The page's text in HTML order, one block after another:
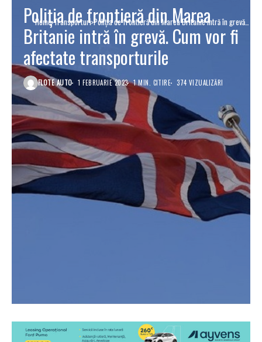
Home Transporturi Poliţia de frontieră din Marea Britanie intră în grevă.
Cum vor fi afectate transporturile
Poliţia de frontieră din Marea
Britanie intră în grevă. Cum vor fi
afectate transporturile
FLOTE AUTO 1 FEBRUARIE 2023 1 MIN. CITIRE 374 VIZUALIZĂRI